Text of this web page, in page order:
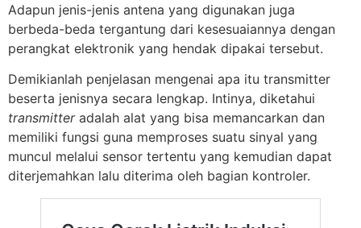
Adapun jenis-jenis antena yang digunakan juga
berbeda-beda tergantung dari kesesuaiannya dengan
perangkat elektronik yang hendak dipakai tersebut.
Demikianlah penjelasan mengenai apa itu transmitter
beserta jenisnya secara lengkap. Intinya, diketahui
transmitter adalah alat yang bisa memancarkan dan
memiliki fungsi guna memproses suatu sinyal yang
muncul melalui sensor tertentu yang kemudian dapat
diterjemahkan lalu diterima oleh bagian kontroler.